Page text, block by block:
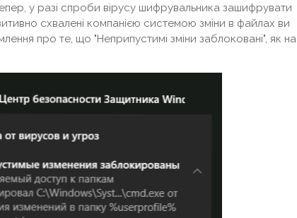
у разі спроби вірусу шифрувальника зашифрувати
схвалені компанією системою зміни в файлах ви
про те, що "Неприпустимі зміни заблоковані", як на